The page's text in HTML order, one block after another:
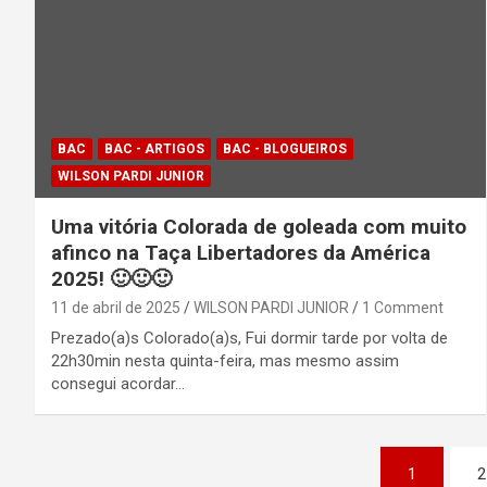
BAC BAC - ARTIGOS
BAC - BLOGUEIROS
WILSON PARDI JUNIOR
Uma vitória Colorada de goleada com muito
afinco na Taça Libertadores da América
2025! 🙂🙂🙂
11 de abril de 2025 WILSON PARDI JUNIOR 1 Comment
Prezado(a)s Colorado(a)s, Fui dormir tarde por volta de
22h30min nesta quinta-feira, mas mesmo assim
consegui acordar…
1 2